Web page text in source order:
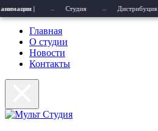
Меню
Главная
О студии
Новости
Контакты
| → Студия → Дистрибуция